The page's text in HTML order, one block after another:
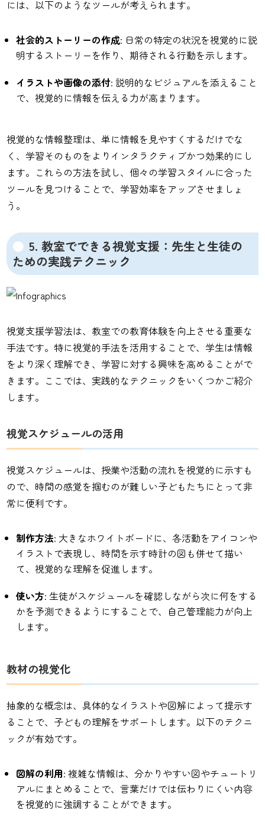
には、以下のようなツールが考えられます。
社会的ストーリーの作成: 日常の特定の状況を視覚的に説
明するストーリーを作り、期待される行動を示します。
イラストや画像の添付: 説明的なビジュアルを添えること
で、視覚的に情報を伝える力が高まります。
視覚的な情報整理は、単に情報を見やすくするだけでな
く、学習そのものをよりインタラクティブかつ効果的にし
ます。これらの方法を試し、個々の学習スタイルに合った
ツールを見つけることで、学習効率をアップさせましょ
う。
5. 教室でできる視覚支援：先生と生徒の
ための実践テクニック
視覚支援学習法は、教室での教育体験を向上させる重要な
手法です。特に視覚的手法を活用することで、学生は情報
をより深く理解でき、学習に対する興味を高めることがで
きます。ここでは、実践的なテクニックをいくつかご紹介
します。
視覚スケジュールの活用
視覚スケジュールは、授業や活動の流れを視覚的に示すも
ので、時間の感覚を掴むのが難しい子どもたちにとって非
常に便利です。
制作方法: 大きなホワイトボードに、各活動をアイコンや
イラストで表現し、時間を示す時計の図も併せて描い
て、視覚的な理解を促進します。
使い方: 生徒がスケジュールを確認しながら次に何をする
かを予測できるようにすることで、自己管理能力が向上
します。
教材の視覚化
抽象的な概念は、具体的なイラストや図解によって提示す
ることで、子どもの理解をサポートします。以下のテクニ
ックが有効です。
図解の利用: 複雑な情報は、分かりやすい図やチュートリ
アルにまとめることで、言葉だけでは伝わりにくい内容
を視覚的に強調することができます。